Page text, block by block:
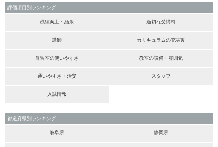
評価項目別ランキング
成績向上・結果 適切な受講料
講師 カリキュラムの充実度
自習室の使いやすさ 教室の設備・雰囲気
通いやすさ・治安 スタッフ
入試情報
都道府県別ランキング
岐阜県 静岡県